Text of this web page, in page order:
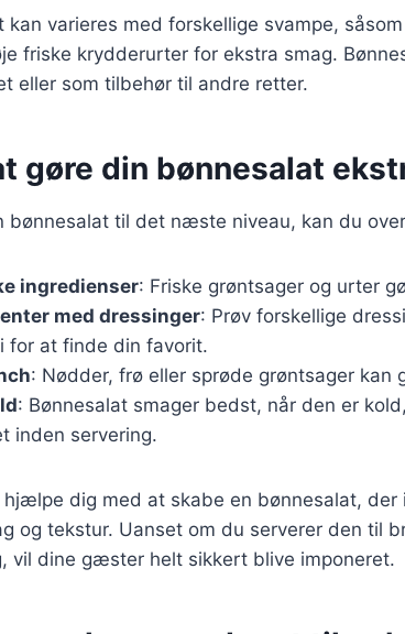
kan varieres med forskellige svampe,
friske krydderurter for ekstra smag.
eller som tilbehør til andre retter.
gøre din bønnesalat
bønnesalat til det næste niveau, kan du
ingredienser: Friske grøntsager og urter
med dressinger: Prøv forskellige
for at finde din favorit.
: Nødder, frø eller sprøde grøntsager kan
: Bønnesalat smager bedst, når den er
inden servering.
hjælpe dig med at skabe en bønnesalat, der
og tekstur. Uanset om du serverer den til
vil dine gæster helt sikkert blive imponeret.